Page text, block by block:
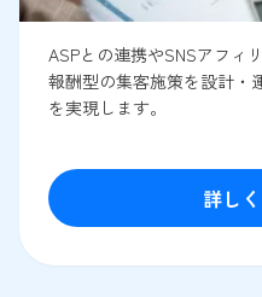
ASPとの連携やSNSアフィ
報酬型の集客施策を設計・
を実現します。
詳し